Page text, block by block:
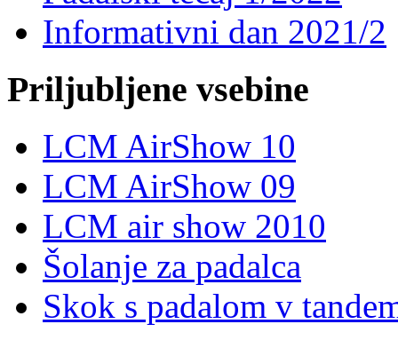
Informativni dan 2021/2
Priljubljene vsebine
LCM AirShow 10
LCM AirShow 09
LCM air show 2010
Šolanje za padalca
Skok s padalom v